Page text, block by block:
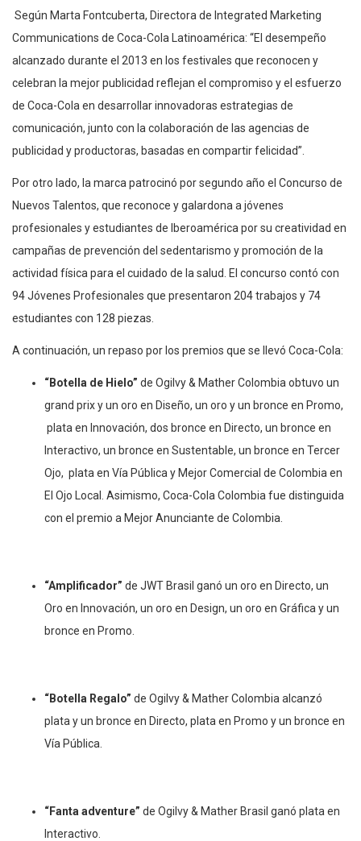
Según Marta Fontcuberta, Directora de Integrated Marketing
Communications de Coca-Cola Latinoamérica: “El desempeño
alcanzado durante el 2013 en los festivales que reconocen y
celebran la mejor publicidad reflejan el compromiso y el esfuerzo
de Coca-Cola en desarrollar innovadoras estrategias de
comunicación, junto con la colaboración de las agencias de
publicidad y productoras, basadas en compartir felicidad”.
Por otro lado, la marca patrocinó por segundo año el Concurso de
Nuevos Talentos, que reconoce y galardona a jóvenes
profesionales y estudiantes de Iberoamérica por su creatividad en
campañas de prevención del sedentarismo y promoción de la
actividad física para el cuidado de la salud. El concurso contó con
94 Jóvenes Profesionales que presentaron 204 trabajos y 74
estudiantes con 128 piezas.
A continuación, un repaso por los premios que se llevó Coca-Cola:
“Botella de Hielo” de Ogilvy & Mather Colombia obtuvo un
grand prix y un oro en Diseño, un oro y un bronce en Promo,
plata en Innovación, dos bronce en Directo, un bronce en
Interactivo, un bronce en Sustentable, un bronce en Tercer
Ojo, plata en Vía Pública y Mejor Comercial de Colombia en
El Ojo Local. Asimismo, Coca-Cola Colombia fue distinguida
con el premio a Mejor Anunciante de Colombia.
“Amplificador” de JWT Brasil ganó un oro en Directo, un
Oro en Innovación, un oro en Design, un oro en Gráfica y un
bronce en Promo.
“Botella Regalo” de Ogilvy & Mather Colombia alcanzó
plata y un bronce en Directo, plata en Promo y un bronce en
Vía Pública.
“Fanta adventure” de Ogilvy & Mather Brasil ganó plata en
Interactivo.